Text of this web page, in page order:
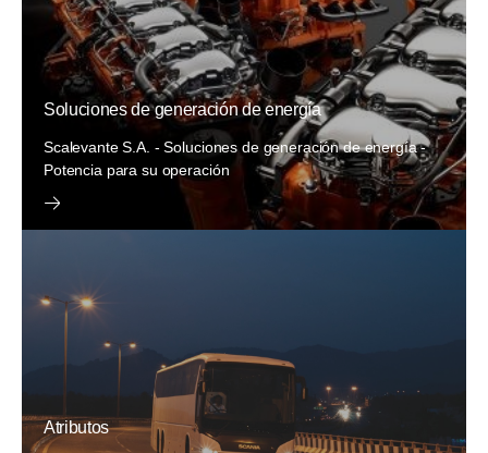
Soluciones de generación de energía
Scalevante S.A. - Soluciones de generación de energía -
Potencia para su operación
Atributos